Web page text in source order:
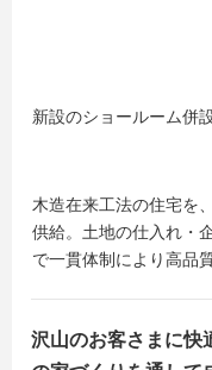
新設のショールーム併
木造在来工法の住宅を
供給。土地の仕入れ・
で一貫体制により高品
沢山のお客さまに快